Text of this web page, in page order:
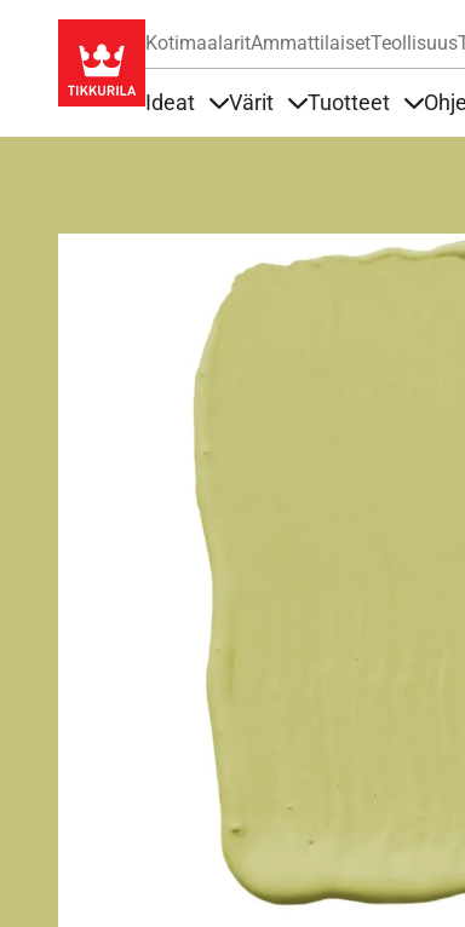
KotimaalaritAmmattilaisetTeollisuus
Ideat Värit Tuotteet